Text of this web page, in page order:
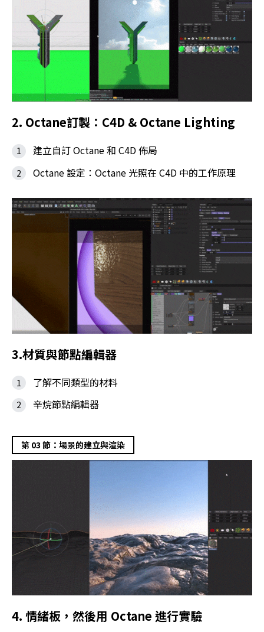
2. Octane訂製：C4D & Octane Lighting
建立自訂 Octane 和 C4D 佈局
Octane 設定：Octane 光照在 C4D 中的工作原理
3.材質與節點編輯器
了解不同類型的材料
辛烷節點編輯器
第 03 節：場景的建立與渲染
4. 情緒板，然後用 Octane 進行實驗